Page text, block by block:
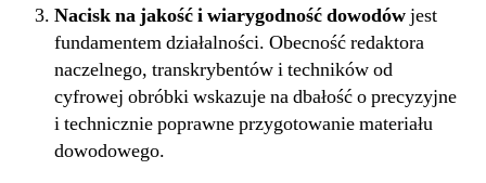
Nacisk na jakość i wiarygodność dowodówjest
fundamentem działalności. Obecność redaktora
naczelnego, transkrybentów i techników od
cyfrowej obróbki wskazuje na dbałość o precyzyjne
i technicznie poprawne przygotowanie materiału
dowodowego.